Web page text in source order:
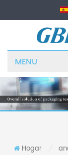
MENU
Hogar